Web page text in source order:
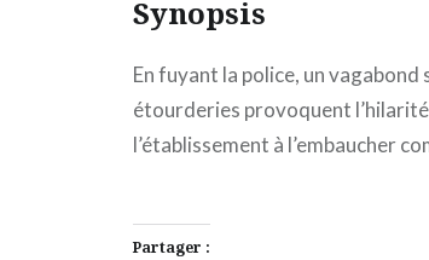
Synopsis
En fuyant la police, un vagabond
étourderies provoquent
l’établissement à l’embaucher
Partager :